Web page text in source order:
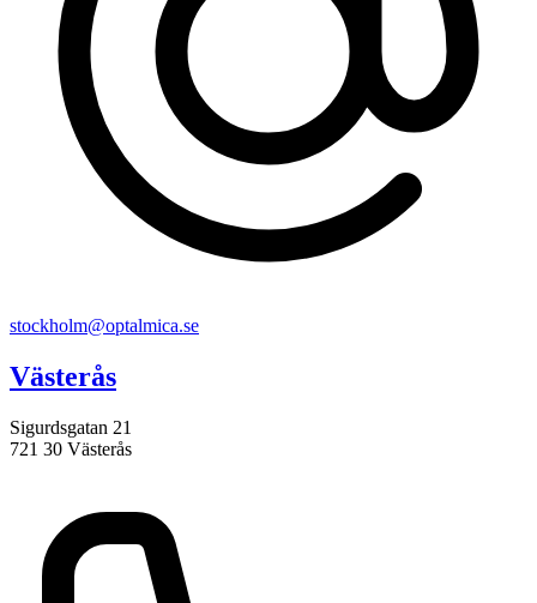
stockholm@optalmica.se
Västerås
Sigurdsgatan 21
721 30 Västerås